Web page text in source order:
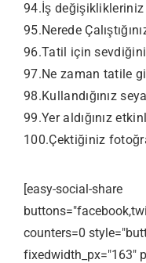
94.İş değişiklikleriniz
95.Nerede
96.Tatil için
97.Ne zaman tatile
98.Kullandığınız
99.Yer aldığınız
100.Çektiğiniz
[easy-social-share
counters=0
fixedwidth_px="163"